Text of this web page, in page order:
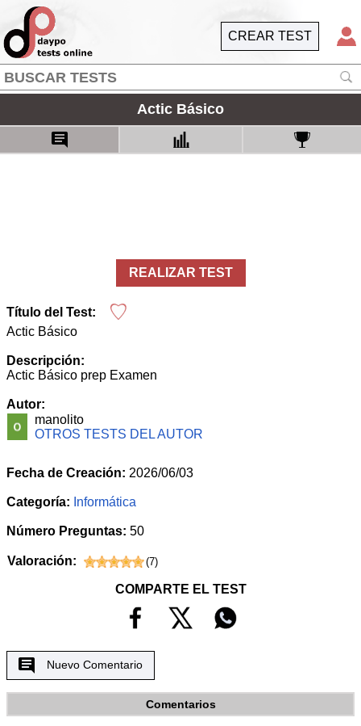
CREAR TEST
Actic Básico
REALIZAR TEST
Título del Test:
Actic Básico
Descripción:
Actic Básico prep Examen
Autor:
manolito
OTROS TESTS DEL AUTOR
Fecha de Creación: 2026/06/03
Categoría: Informática
Número Preguntas: 50
Valoración: (7)
COMPARTE EL TEST
Nuevo Comentario
Comentarios